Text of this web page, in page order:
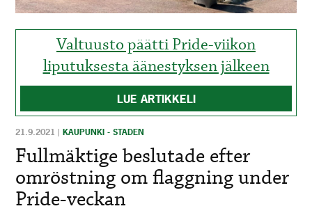
Valtuusto päätti Pride-viikon
liputuksesta äänestyksen jälkeen
LUE ARTIKKELI
21.9.2021 |KAUPUNKI - STADEN
Fullmäktige beslutade efter
omröstning om flaggning under
Pride-veckan